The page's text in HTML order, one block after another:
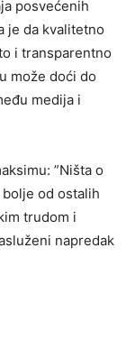
posvećenih
je da kvalitetno
i transparentno
može doći do
medija i
”Ništa o
bolje od ostalih
trudom i
napredak